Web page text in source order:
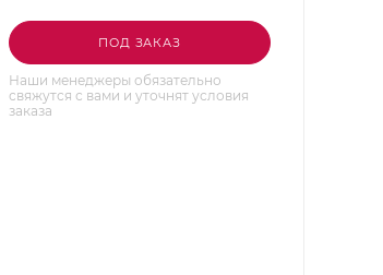
ПОД ЗАКАЗ
Наши менеджеры обязательно
свяжутся с вами и уточнят условия
заказа